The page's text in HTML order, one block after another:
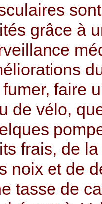
grâce à
fumer, faire
de vélo,
frais, de
noix et de
tasse de